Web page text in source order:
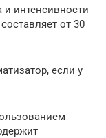
и интенсивности
от 30
если у